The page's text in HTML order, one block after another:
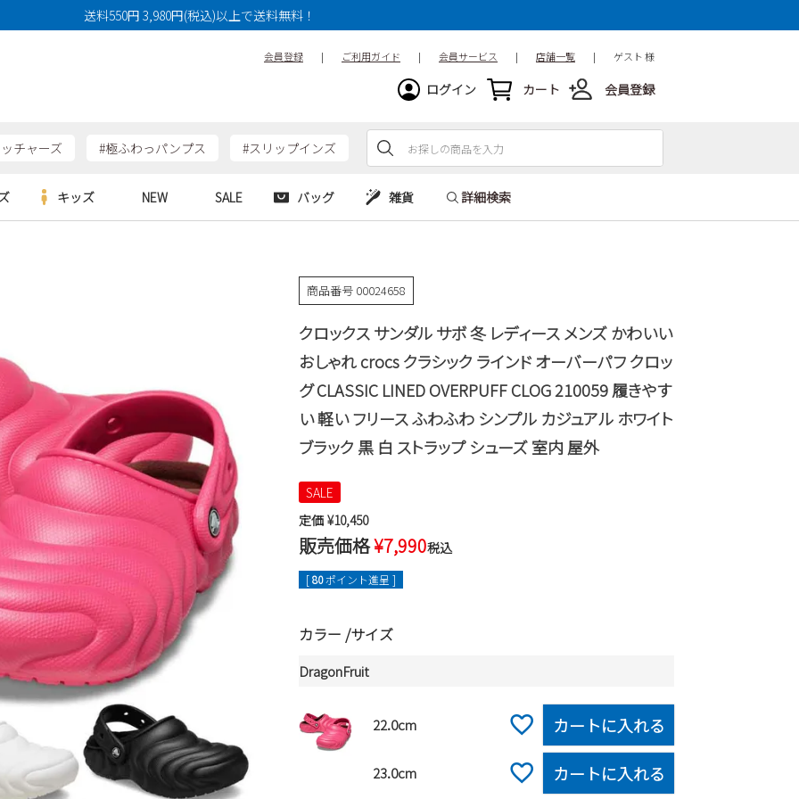
送料550円 3,980円(税込)以上で送料無料！
会員登録 | ご利用ガイド | 会員サービス | 店舗一覧 | ゲスト 様
ログイン カート 会員登録
チャーズ #極ふわっパンプス #スリップインズ
ウェア
キッズ NEW SALE バッグ 雑貨 詳細検索
商品番号 00024658
クロックス サンダル サボ 冬 レディース メンズ かわいい
おしゃれ crocs クラシック ラインド オーバーパフ クロッ
グ CLASSIC LINED OVERPUFF CLOG 210059 履きやす
い 軽い フリース ふわふわ シンプル カジュアル ホワイト
ブラック 黒 白 ストラップ シューズ 室内 屋外
SALE
定価 ¥10,450
販売価格¥7,990税込
[80ポイント進呈 ]
カラー サイズ
DragonFruit
22.0cm カートに入れる
23.0cm カートに入れる